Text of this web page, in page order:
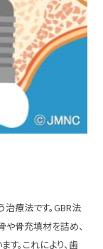
療法です。GBR法
や骨充填材を詰め、
す。これにより、歯